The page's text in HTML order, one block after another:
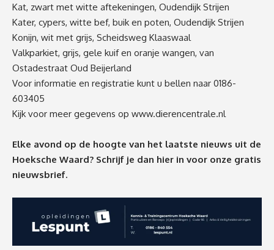
Kat, zwart met witte aftekeningen, Oudendijk Strijen
Kater, cypers, witte bef, buik en poten, Oudendijk Strijen
Konijn, wit met grijs, Scheidsweg Klaaswaal
Valkparkiet, grijs, gele kuif en oranje wangen, van
Ostadestraat Oud Beijerland
Voor informatie en registratie kunt u bellen naar 0186-
603405
Kijk voor meer gegevens op www.dierencentrale.nl
Elke avond op de hoogte van het laatste nieuws uit de
Hoeksche Waard? Schrijf je dan hier in voor onze gratis
nieuwsbrief.